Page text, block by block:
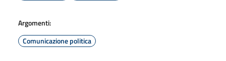
Argomenti:
Comunicazione politica